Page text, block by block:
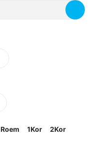
Roem 1Kor 2Kor